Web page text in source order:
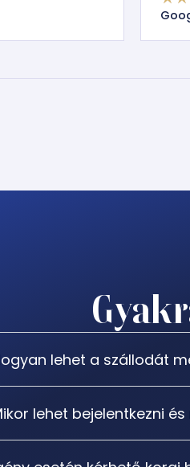
lehet a szállodát
lehet bejelentkezni